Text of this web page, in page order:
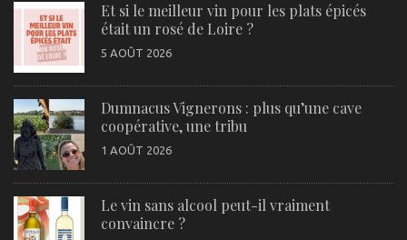
Et si le meilleur vin pour les plats épicés
était un rosé de Loire ?
5 AOÛT 2026
Dumnacus Vignerons : plus qu’une cave
coopérative, une tribu
1 AOÛT 2026
Le vin sans alcool peut-il vraiment
convaincre ?